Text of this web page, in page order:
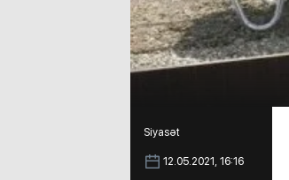
Siyasət
12.05.2021, 16:16